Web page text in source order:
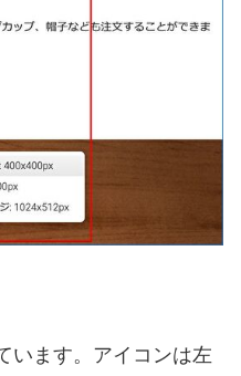
います。アイコンは左